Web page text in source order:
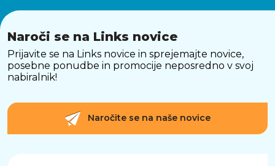
Naroči se na Links novice
Prijavite se na Links novice in sprejemajte novice,
posebne ponudbe in promocije neposredno v svoj
nabiralnik!
Naročite se na naše novice